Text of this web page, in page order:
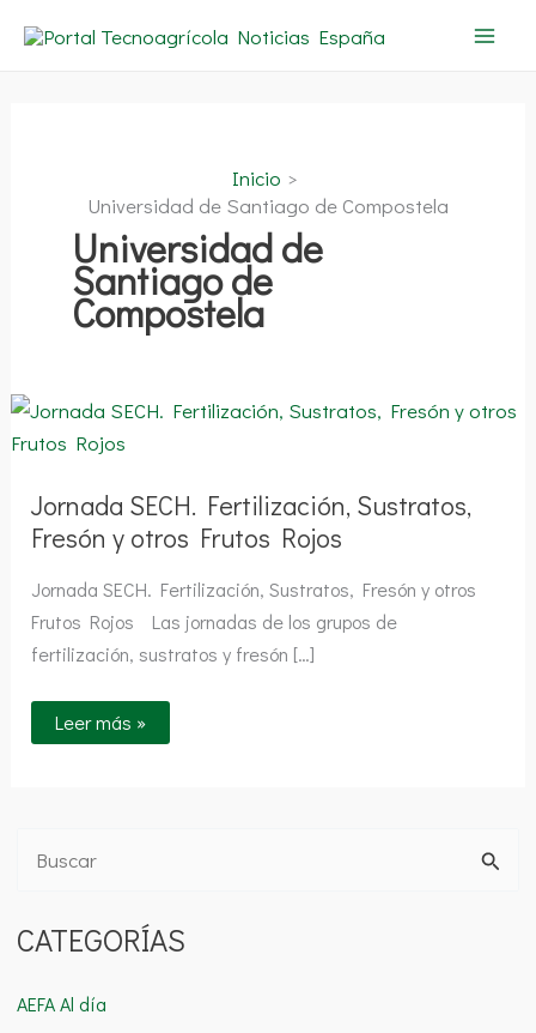
Inicio
Universidad de Santiago de Compostela
Universidad de
Santiago de
Compostela
Jornada SECH. Fertilización, Sustratos,
Fresón y otros Frutos Rojos
Jornada SECH. Fertilización, Sustratos, Fresón y otros
Frutos Rojos Las jornadas de los grupos de
fertilización, sustratos y fresón […]
Jornada
SECH.
Fertilización,
Sustratos,
y
otros
Frutos
Rojos
Leer más »
s
a
CATEGORÍAS
AEFA Al día